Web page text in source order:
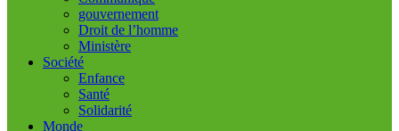
gouvernement
Droit de l’homme
Ministère
Société
Enfance
Santé
Solidarité
Monde